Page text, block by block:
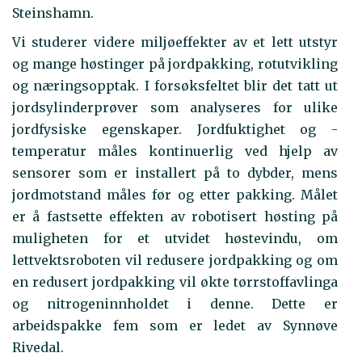
Steinshamn.
Vi studerer videre miljøeffekter av et lett utstyr
og mange høstinger på jordpakking, rotutvikling
og næringsopptak. I forsøksfeltet blir det tatt ut
jordsylinderprøver som analyseres for ulike
jordfysiske egenskaper. Jordfuktighet og -
temperatur måles kontinuerlig ved hjelp av
sensorer som er installert på to dybder, mens
jordmotstand måles før og etter pakking. Målet
er å fastsette effekten av robotisert høsting på
muligheten for et utvidet høstevindu, om
lettvektsroboten vil redusere jordpakking og om
en redusert jordpakking vil økte tørrstoffavlinga
og nitrogeninnholdet i denne. Dette er
arbeidspakke fem som er ledet av Synnøve
Rivedal.